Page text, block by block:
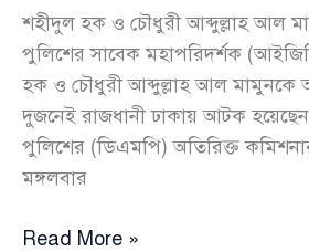
শহীদুল হক ও চৌধুরী আব্দুল্লাহ আল
পুলিশের সাবেক মহাপরিদর্শক
হক ও চৌধুরী আব্দুল্লাহ আল মামুনকে
দুজনেই রাজধানী ঢাকায় আটক
পুলিশের (ডিএমপি) অতিরিক্ত
মঙ্গলবার
সাবেক
Read More »